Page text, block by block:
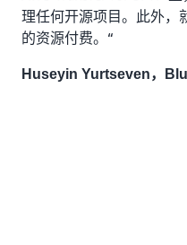
理任何开源项目。此外，
的资源付费。“
Huseyin Yurtseven，